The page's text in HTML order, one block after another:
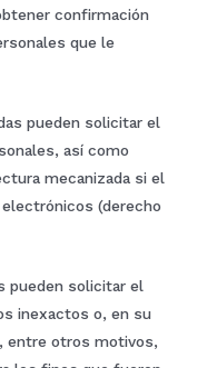
confirmación
que le
pueden solicitar el
así como
mecanizada si el
(derecho
pueden solicitar el
inexactos o, en su
entre otros motivos,